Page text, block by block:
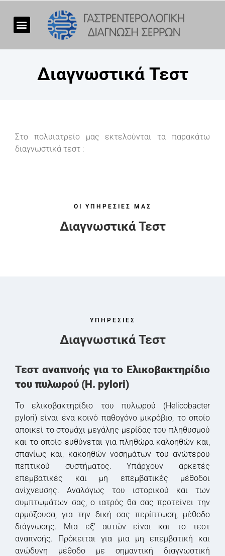
Διαγνωστικά Τεστ
Στο πολυιατρείο μας εκτελούνται τα παρακάτω
διαγνωστικά τεστ :
ΟΙ ΥΠΗΡΕΣΙΕΣ ΜΑΣ
Διαγνωστικά Τεστ
ΥΠΗΡΕΣΙΕΣ
Διαγνωστικά Τεστ​
Τεστ αναπνοής για το Ελικοβακτηρίδιο
του πυλωρού (H. pylori)
Το ελικοβακτηρίδιο του πυλωρού (Helicobacter
pylori) είναι ένα κοινό παθογόνο μικρόβιο, το οποίο
αποικεί το στομάχι μεγάλης μερίδας του πληθυσμού
και το οποίο ευθύνεται για πληθώρα καλοηθών και,
σπανίως και, κακοηθών νοσημάτων του ανώτερου
πεπτικού συστήματος. Υπάρχουν αρκετές
επεμβατικές και μη επεμβατικές μέθοδοι
ανίχνευσης. Αναλόγως του ιστορικού και των
συμπτωμάτων σας, ο ιατρός θα σας προτείνει την
αρμόζουσα, για την δική σας περίπτωση, μέθοδο
διάγνωσης. Μια εξ’ αυτών είναι και το τεστ
αναπνοής. Πρόκειται για μια μη επεμβατική και
ανώδυνη μέθοδο με σημαντική διαγνωστική